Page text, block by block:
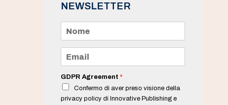
NEWSLETTER
m
e
a
i
*
GDPR Agreement *
Confermo di aver preso visione della
privacy policy di Innovative Publishing e